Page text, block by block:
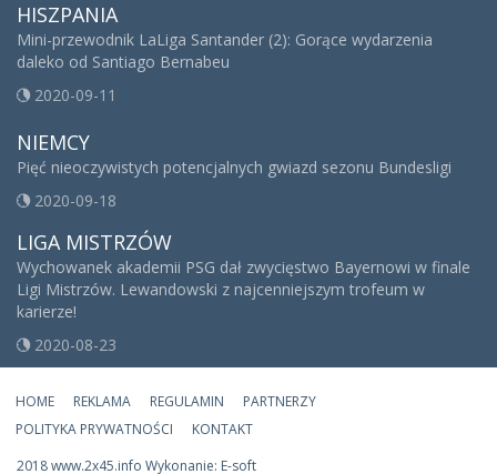
HISZPANIA
Mini-przewodnik LaLiga Santander (2): Gorące wydarzenia
daleko od Santiago Bernabeu
2020-09-11
NIEMCY
Pięć nieoczywistych potencjalnych gwiazd sezonu Bundesligi
2020-09-18
LIGA MISTRZÓW
Wychowanek akademii PSG dał zwycięstwo Bayernowi w finale
Ligi Mistrzów. Lewandowski z najcenniejszym trofeum w
karierze!
2020-08-23
HOME REKLAMA REGULAMIN
PARTNERZY
POLITYKA PRYWATNOŚCI
KONTAKT
2018 www.2x45.info Wykonanie: E-soft